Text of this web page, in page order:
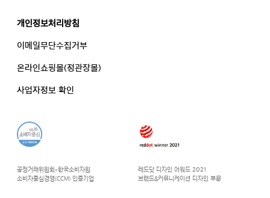
공정거래위원회-한국소비자원
소비자중심경영(CCM) 인증기업
레드닷 디자인 어워드 2021
브랜드&커뮤니케이션 디자인 부문
개인정보처리방침
이메일무단수집거부
온라인쇼핑몰(정관장몰)
사업자정보 확인